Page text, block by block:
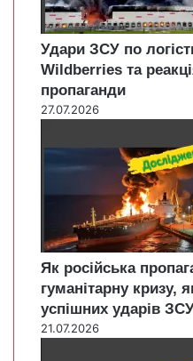
Удари ЗСУ по
Wildberries та
пропаганди
27.07.2026
Як російська
гуманітарну кризу,
успішних ударів
21.07.2026